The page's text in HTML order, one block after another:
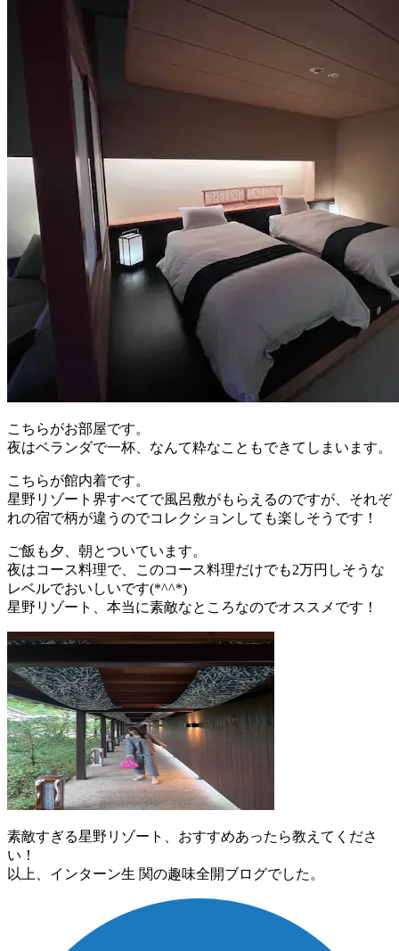
こちらがお部屋です。
夜はベランダで一杯、なんて粋なこともできてしまいます。
こちらが館内着です。
星野リゾート界すべてで風呂敷がもらえるのですが、それぞ
れの宿で柄が違うのでコレクションしても楽しそうです！
ご飯も夕、朝とついています。
夜はコース料理で、このコース料理だけでも2万円しそうな
レベルでおいしいです(*^^*)
星野リゾート、本当に素敵なところなのでオススメです！
素敵すぎる星野リゾート、おすすめあったら教えてくださ
い！
以上、インターン生 関の趣味全開ブログでした。